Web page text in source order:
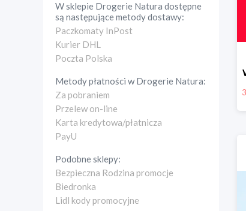
W sklepie Drogerie Natura dostępne
są następujące metody dostawy:
Paczkomaty InPost
Kurier DHL
Poczta Polska
Metody płatności wDrogerie Natura:
Za pobraniem
Przelew on-line
Karta kredytowa/płatnicza
PayU
Podobne sklepy:
Bezpieczna Rodzina promocje
Biedronka
Lidl kody promocyjne